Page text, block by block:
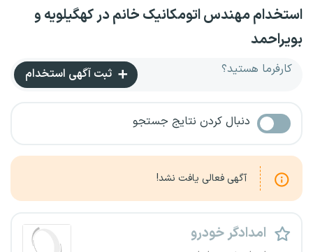
استخدام مهندس اتومکانیک خانم در کهگیلویه و
بویراحمد
کارفرما هستید؟ ثبت آگهی استخدام
دنبال کردن نتایج جستجو
آگهی فعالی یافت نشد!
امدادگر خودرو